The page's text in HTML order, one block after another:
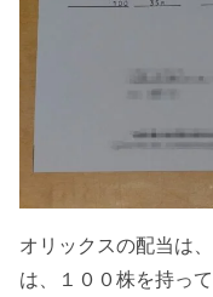
オリックスの配当は
は、１００株を持っ